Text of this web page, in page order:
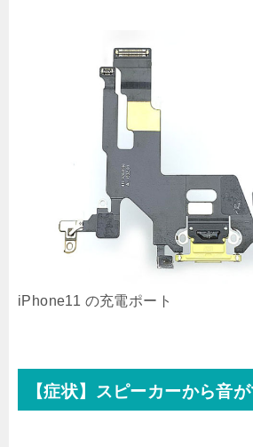
iPhone11 の充電ポート
【症状】スピーカーから音が